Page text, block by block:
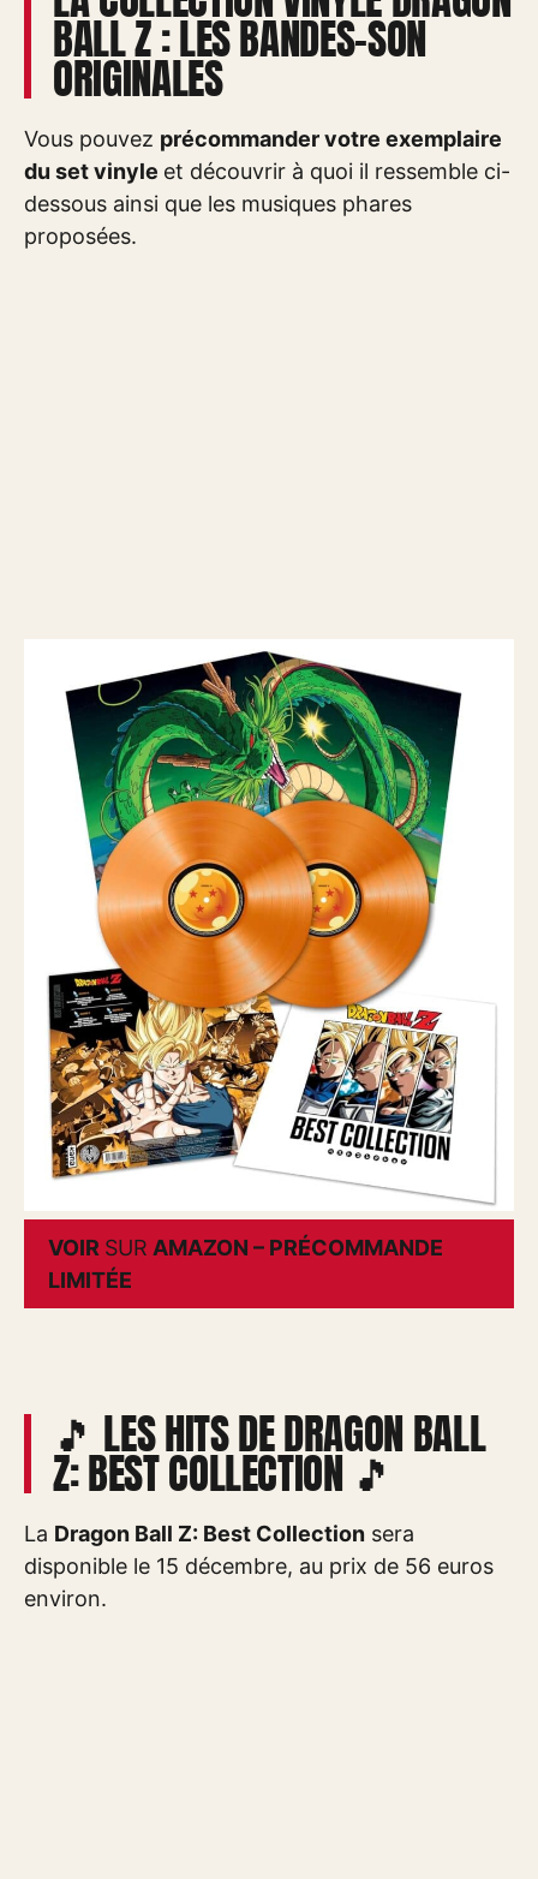
BALL Z : LES BANDES-SON
ORIGINALES
Vous pouvez précommander votre exemplaire
du set vinyle et découvrir à quoi il ressemble ci-
dessous ainsi que les musiques phares
proposées.
VOIR SUR AMAZON – PRÉCOMMANDE
LIMITÉE
🎵 LES HITS DE DRAGON BALL
Z: BEST COLLECTION 🎵
La Dragon Ball Z: Best Collection sera
disponible le 15 décembre, au prix de 56 euros
environ.